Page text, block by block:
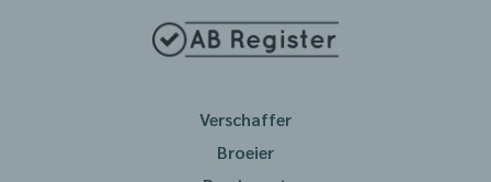
Verschaffer
Broeier